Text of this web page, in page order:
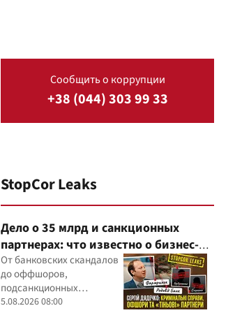
Сообщить о коррупции
+38 (044) 303 99 33
StopCor Leaks
Дело о 35 млрд и санкционных
партнерах: что известно о бизнес-
интересах Сергея Дядечко от
"Родовид Банка" до "ФАРМАСЕЛ"
От банковских скандалов
до оффшоров,
подсанкционных
партнеров и уголовных
5.08.2026 08:00